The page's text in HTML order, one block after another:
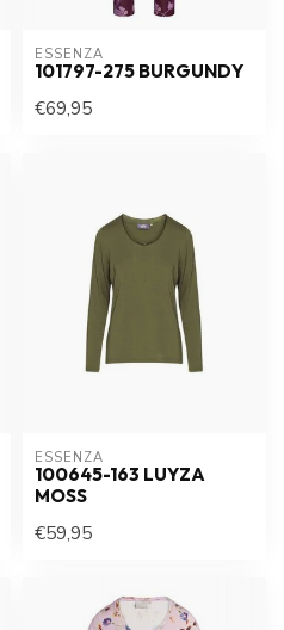
ESSENZA
101797-275 BURGUNDY
€69,95
ESSENZA
100645-163 LUYZA
MOSS
€59,95